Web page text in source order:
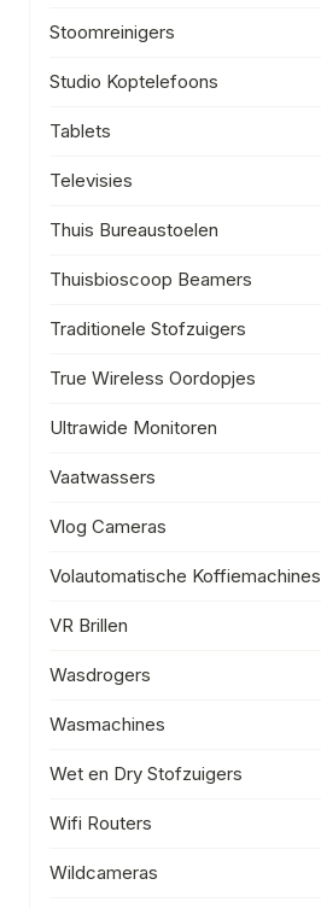
Stoomreinigers
Studio Koptelefoons
Tablets
Televisies
Thuis Bureaustoelen
Thuisbioscoop Beamers
Traditionele Stofzuigers
True Wireless Oordopjes
Ultrawide Monitoren
Vaatwassers
Vlog Cameras
Volautomatische Koffiemachines
VR Brillen
Wasdrogers
Wasmachines
Wet en Dry Stofzuigers
Wifi Routers
Wildcameras